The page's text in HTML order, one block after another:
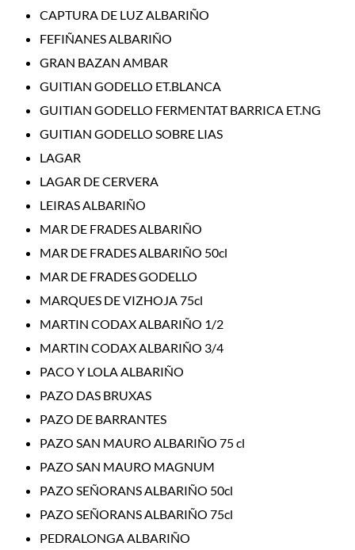
CAPTURA DE LUZ ALBARIÑO
FEFIÑANES ALBARIÑO
GRAN BAZAN AMBAR
GUITIAN GODELLO ET.BLANCA
GUITIAN GODELLO FERMENTAT BARRICA ET.NG
GUITIAN GODELLO SOBRE LIAS
LAGAR
LAGAR DE CERVERA
LEIRAS ALBARIÑO
MAR DE FRADES ALBARIÑO
MAR DE FRADES ALBARIÑO 50cl
MAR DE FRADES GODELLO
MARQUES DE VIZHOJA 75cl
MARTIN CODAX ALBARIÑO 1/2
MARTIN CODAX ALBARIÑO 3/4
PACO Y LOLA ALBARIÑO
PAZO DAS BRUXAS
PAZO DE BARRANTES
PAZO SAN MAURO ALBARIÑO 75 cl
PAZO SAN MAURO MAGNUM
PAZO SEÑORANS ALBARIÑO 50cl
PAZO SEÑORANS ALBARIÑO 75cl
PEDRALONGA ALBARIÑO